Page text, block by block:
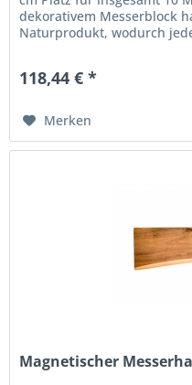
dekorativem Messerblock
Naturprodukt, wodurch
118,44 € *
Merken
Magnetischer